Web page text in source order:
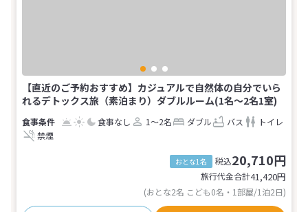
【直近のご予約おすすめ】カジュアルで自然体の自分でいら
れるデトックス旅（素泊まり）ダブルルーム(1名～2名1室)
食事なし 1～2名 ダブル バス
トイレ
禁煙
おとな1名 税込20,710円
旅行代金合計41,420円
(おとな2名 こども0名・1部屋/1泊2日)